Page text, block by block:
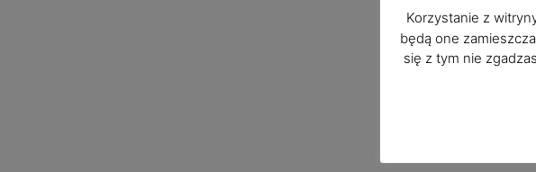
Korzystanie z
będą one
się z tym nie